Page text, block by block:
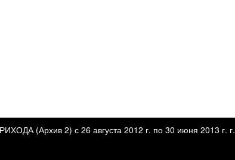
(Архив 2) с 26 августа 2012 г. по 30 июня 2013 г. г.